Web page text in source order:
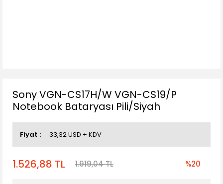
Sony VGN-CS17H/W VGN-CS19/P
Notebook Bataryası Pili/Siyah
Fiyat 33,32 USD + KDV
1.526,88 TL 1.919,04 TL %20